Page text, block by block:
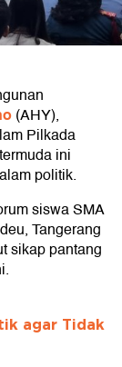
(AHY),
Pilkada
ini
politik.
siswa SMA
Tangerang
sikap pantang
agar Tidak